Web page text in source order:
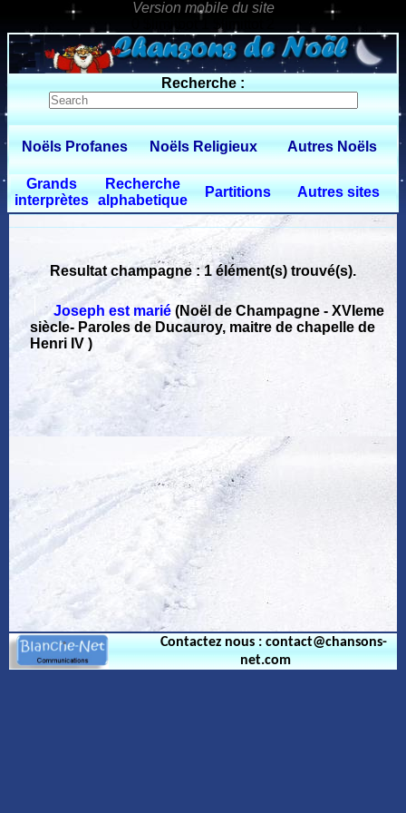
0 $limitbot 1 $limittot 2
Recherche :
Noëls Profanes Noëls Religieux Autres Noëls
Grands
interprètes
Recherche
alphabetique
Partitions Autres sites
Resultat champagne : 1 élément(s) trouvé(s).
Joseph est marié (Noël de Champagne - XVIeme
siècle- Paroles de Ducauroy, maitre de chapelle de
Henri IV )
Contactez nous : contact@chansons-
net.com